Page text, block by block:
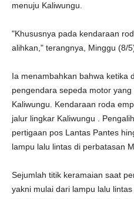
menuju Kaliwungu.
"Khususnya pada kendaraan
alihkan," terangnya, Minggu (8/
Ia menambahkan bahwa ketika
pengendara sepeda motor
Kaliwungu. Kendaraan roda
jalur lingkar Kaliwungu .
pertigaan pos Lantas Pantes
lampu lalu lintas di perbatasan
Sejumlah titik keramaian saat
yakni mulai dari lampu lalu